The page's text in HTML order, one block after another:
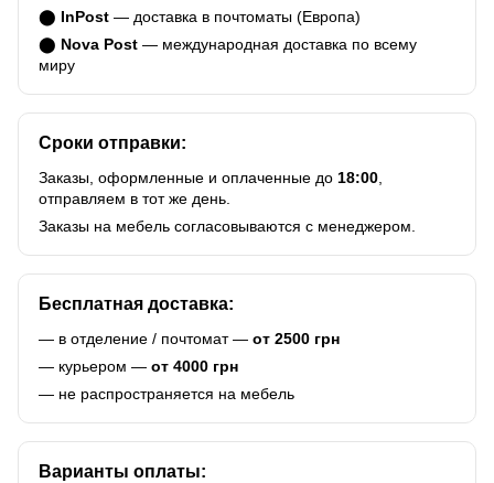
⬤ InPost — доставка в почтоматы (Европа)
⬤ Nova Post — международная доставка по всему
миру
Сроки отправки:
Заказы, оформленные и оплаченные до 18:00,
отправляем в тот же день.
Заказы на мебель согласовываются с менеджером.
Бесплатная доставка:
— в отделение / почтомат — от 2500 грн
— курьером — от 4000 грн
— не распространяется на мебель
Варианты оплаты: